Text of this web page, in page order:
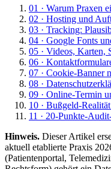
01 · Warum Praxen
02 · Hosting und
03 · Tracking:
04 · Google Fonts
05 · Videos, Karten,
06 ·
07 · Cookie-Banner
08 ·
09 · Online-Termin
10 · Bußgeld-
11 · 20-Punkte-
Hinweis. Dieser Artikel
aktuell etablierte Praxis
(Patientenportal,